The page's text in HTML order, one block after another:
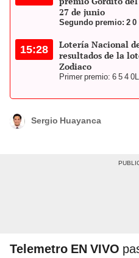
27 de junio
Segundo premio: 2 0
15:28
Lotería Nacional
resultados de la
Zodiaco
Primer premio: 6 5 4 0
Sergio Huayanca
Telemetro EN VIVO